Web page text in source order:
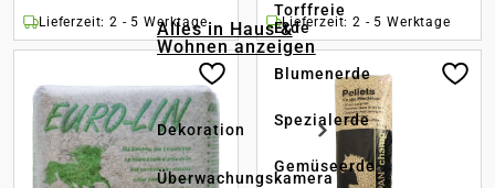
Alles in Haus &
Wohnen anzeigen
Dekoration
Überwachungskamera
Torffreie
Erde
Blumenerde
Spezialerde
Gemüseerde
Lieferzeit: 2 - 5 Werktage Lieferzeit: 2 - 5 Werktage